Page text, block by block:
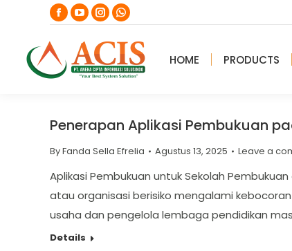
Facebook
page
opens
in
YouTube
page
opens
in
Instagram
page
opens
in
Whatsapp
page
opens
in
HOME PRODUCTS
Penerapan Aplikasi Pembukuan
ByFanda Sella Efrelia Agustus 13, 2025 Leave a
Aplikasi Pembukuan untuk Sekolah
atau organisasi berisiko mengalami
usaha dan pengelola lembaga pendidikan
Details